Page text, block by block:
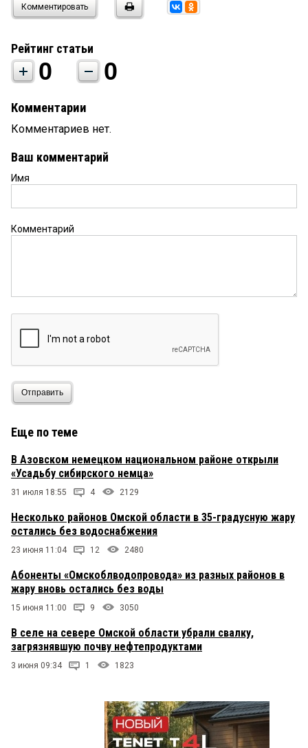
Комментировать
Рейтинг статьи
0 0
Комментарии
Комментариев нет.
Ваш комментарий
Имя
Комментарий
Отправить
Еще по теме
В Азовском немецком национальном районе открыли
«Усадьбу сибирского немца»
31 июля 18:55 4 2129
Несколько районов Омской области в 35-градусную жару
остались без водоснабжения
23 июня 11:04 12 2480
Абоненты «Омскоблводопровода» из разных районов в
жару вновь остались без воды
15 июня 11:00 9 3050
В селе на севере Омской области убрали свалку,
загрязнявшую почву нефтепродуктами
3 июня 09:34 1 1823